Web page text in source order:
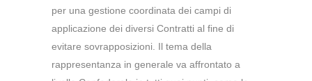
per una gestione coordinata dei campi di
applicazione dei diversi Contratti al fine di
evitare sovrapposizioni. Il tema della
rappresentanza in generale va affrontato a